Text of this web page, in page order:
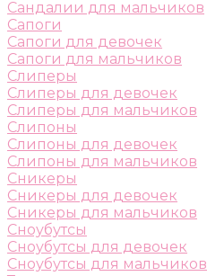
Сандалии для мальчиков
Сапоги
Сапоги для девочек
Сапоги для мальчиков
Слиперы
Слиперы для девочек
Слиперы для мальчиков
Слипоны
Слипоны для девочек
Слипоны для мальчиков
Сникеры
Сникеры для девочек
Сникеры для мальчиков
Сноубутсы
Сноубутсы для девочек
Сноубутсы для мальчиков